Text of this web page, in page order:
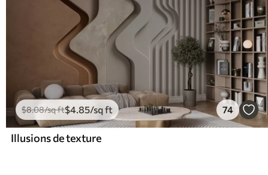
$8.08/sq ft$4.85/sq ft 74
Illusions de texture